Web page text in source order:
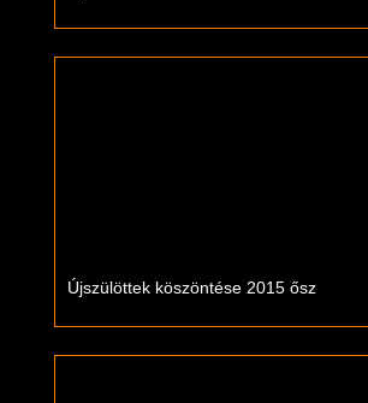
Újszülöttek köszöntése 2015 ősz